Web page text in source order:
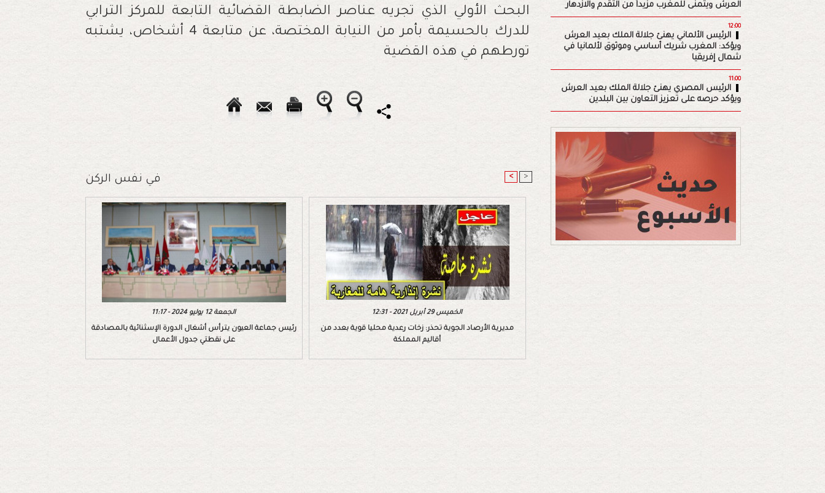
البحث الأولي الذي تجريه عناصر الضابطة القضائية التابعة للمركز الترابي
للدرك بالحسيمة بأمر من النيابة المختصة، عن متابعة 4 أشخاص، يشتبه
تورطهم في هذه القضية
في نفس الركن < >
الجمعة 12 يوليو 2024 - 11:17
رئيس جماعة العيون يترأس أشغال الدورة الإسثنائية بالمصادقة
على نقطتي جدول الأعمال
الخميس 29 أبريل 2021 - 12:31
مديرية الأرصاد الجوية تحذر: زخات رعدية محليا قوية بعدد من
أقاليم المملكة
العرش ويتمنى للمغرب مزيداً من التقدم والازدهار
12:00
الرئيس الألماني يهنئ جلالة الملك بعيد العرش
ويؤكد: المغرب شريك أساسي وموثوق لألمانيا في
شمال إفريقيا
11:00
الرئيس المصري يهنئ جلالة الملك بعيد العرش
ويؤكد حرصه على تعزيز التعاون بين البلدين